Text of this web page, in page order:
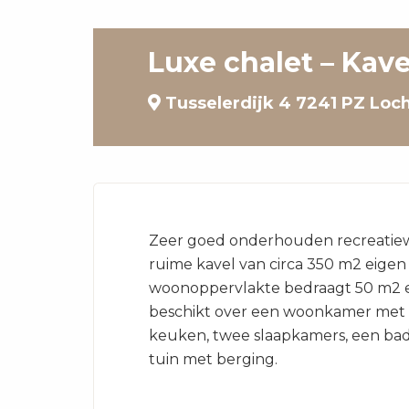
Luxe chalet –
Tusselerdijk 4 7241 PZ
Zeer goed onderhouden
ruime kavel van circa 350 m2
woonoppervlakte bedraagt 50 m2
beschikt over een woonkamer met
keuken, twee slaapkamers, een
tuin met berging.